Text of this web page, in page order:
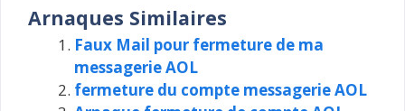
Arnaques Similaires
Faux Mail pour fermeture de ma
messagerie AOL
fermeture du compte messagerie AOL